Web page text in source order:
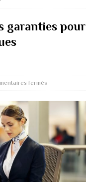
garanties pour
fermés